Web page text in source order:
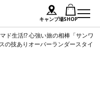
キャンプ場SHOP
ド生活!? 心強い旅の相棒「サンワ
の技ありオーバーランダースタイ